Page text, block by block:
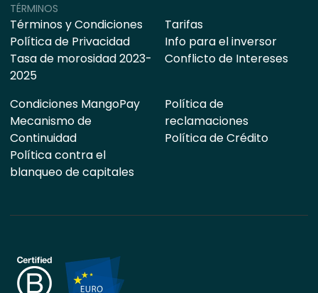
TÉRMINOS
Términos y Condiciones
Política de Privacidad
Tasa de morosidad 2023-
2025
Tarifas
Info para el inversor
Conflicto de Intereses
Condiciones MangoPay
Mecanismo de
Continuidad
Política contra el
blanqueo de capitales
Política de
reclamaciones
Política de Crédito